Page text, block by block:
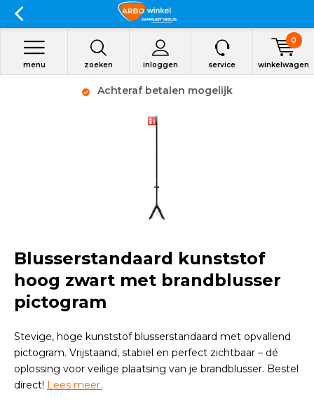
zoeken inloggen
menu service winkelwagen
0
Achteraf betalen mogelijk
Blusserstandaard kunststof
hoog zwart met brandblusser
pictogram
Stevige, hoge kunststof blusserstandaard met opvallend
pictogram. Vrijstaand, stabiel en perfect zichtbaar – dé
oplossing voor veilige plaatsing van je brandblusser. Bestel
direct! Lees meer.